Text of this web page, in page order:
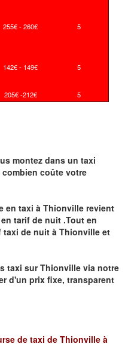
255€ - 260€ 5
142€ - 149€ 5
205€ -212€ 5
montez dans un taxi
coûte votre
en taxi à Thionville revient
tarif de nuit .Tout en
taxi de nuit à Thionville et
taxi surThionville via notre
d'un prix fixe, transparent
de taxi de Thionville à